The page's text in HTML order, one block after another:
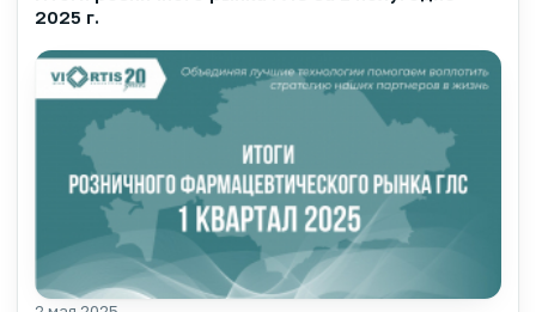
2025 г.